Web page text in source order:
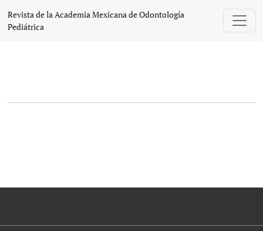
Revista de la Academia Mexicana de Odontología
Pediátrica